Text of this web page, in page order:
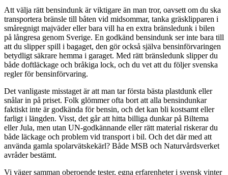
Att välja rätt bensindunk är viktigare än man tror, oavsett om du ska
transportera bränsle till båten vid midsommar, tanka gräsklipparen i
småregnigt majväder eller bara vill ha en extra bränsledunk i bilen
på långresa genom Sverige. En godkänd bensindunk ser inte bara till
att du slipper spill i bagaget, den gör också själva bensinförvaringen
betydligt säkrare hemma i garaget. Med rätt bränsledunk slipper du
både doftläckage och bråkiga lock, och du vet att du följer svenska
regler för bensinförvaring.
Det vanligaste misstaget är att man tar första bästa plastdunk eller
snålar in på priset. Folk glömmer ofta bort att alla bensindunkar
faktiskt inte är godkända för bensin, och det kan bli kostsamt eller
farligt i längden. Visst, det går att hitta billiga dunkar på Biltema
eller Jula, men utan UN-godkännande eller rätt material riskerar du
både läckage och problem vid transport i bil. Och det där med att
använda gamla spolarvätskekärl? Både MSB och Naturvårdsverket
avråder bestämt.
Vi väger samman oberoende tester, egna erfarenheter i svensk vinter